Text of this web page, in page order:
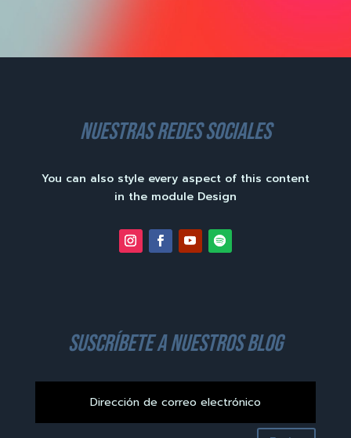
nuestras redes sociales
You can also style every aspect of this content
in the module Design
suscríbete a nuestros blog